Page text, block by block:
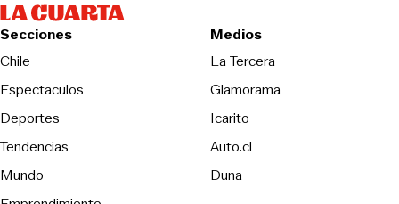
Secciones
Chile
Espectaculos
Deportes
Tendencias
Mundo
Medios
La TerceraOpens in new
Glamorama
Icarito
Auto.cl
DunaOpens in new window